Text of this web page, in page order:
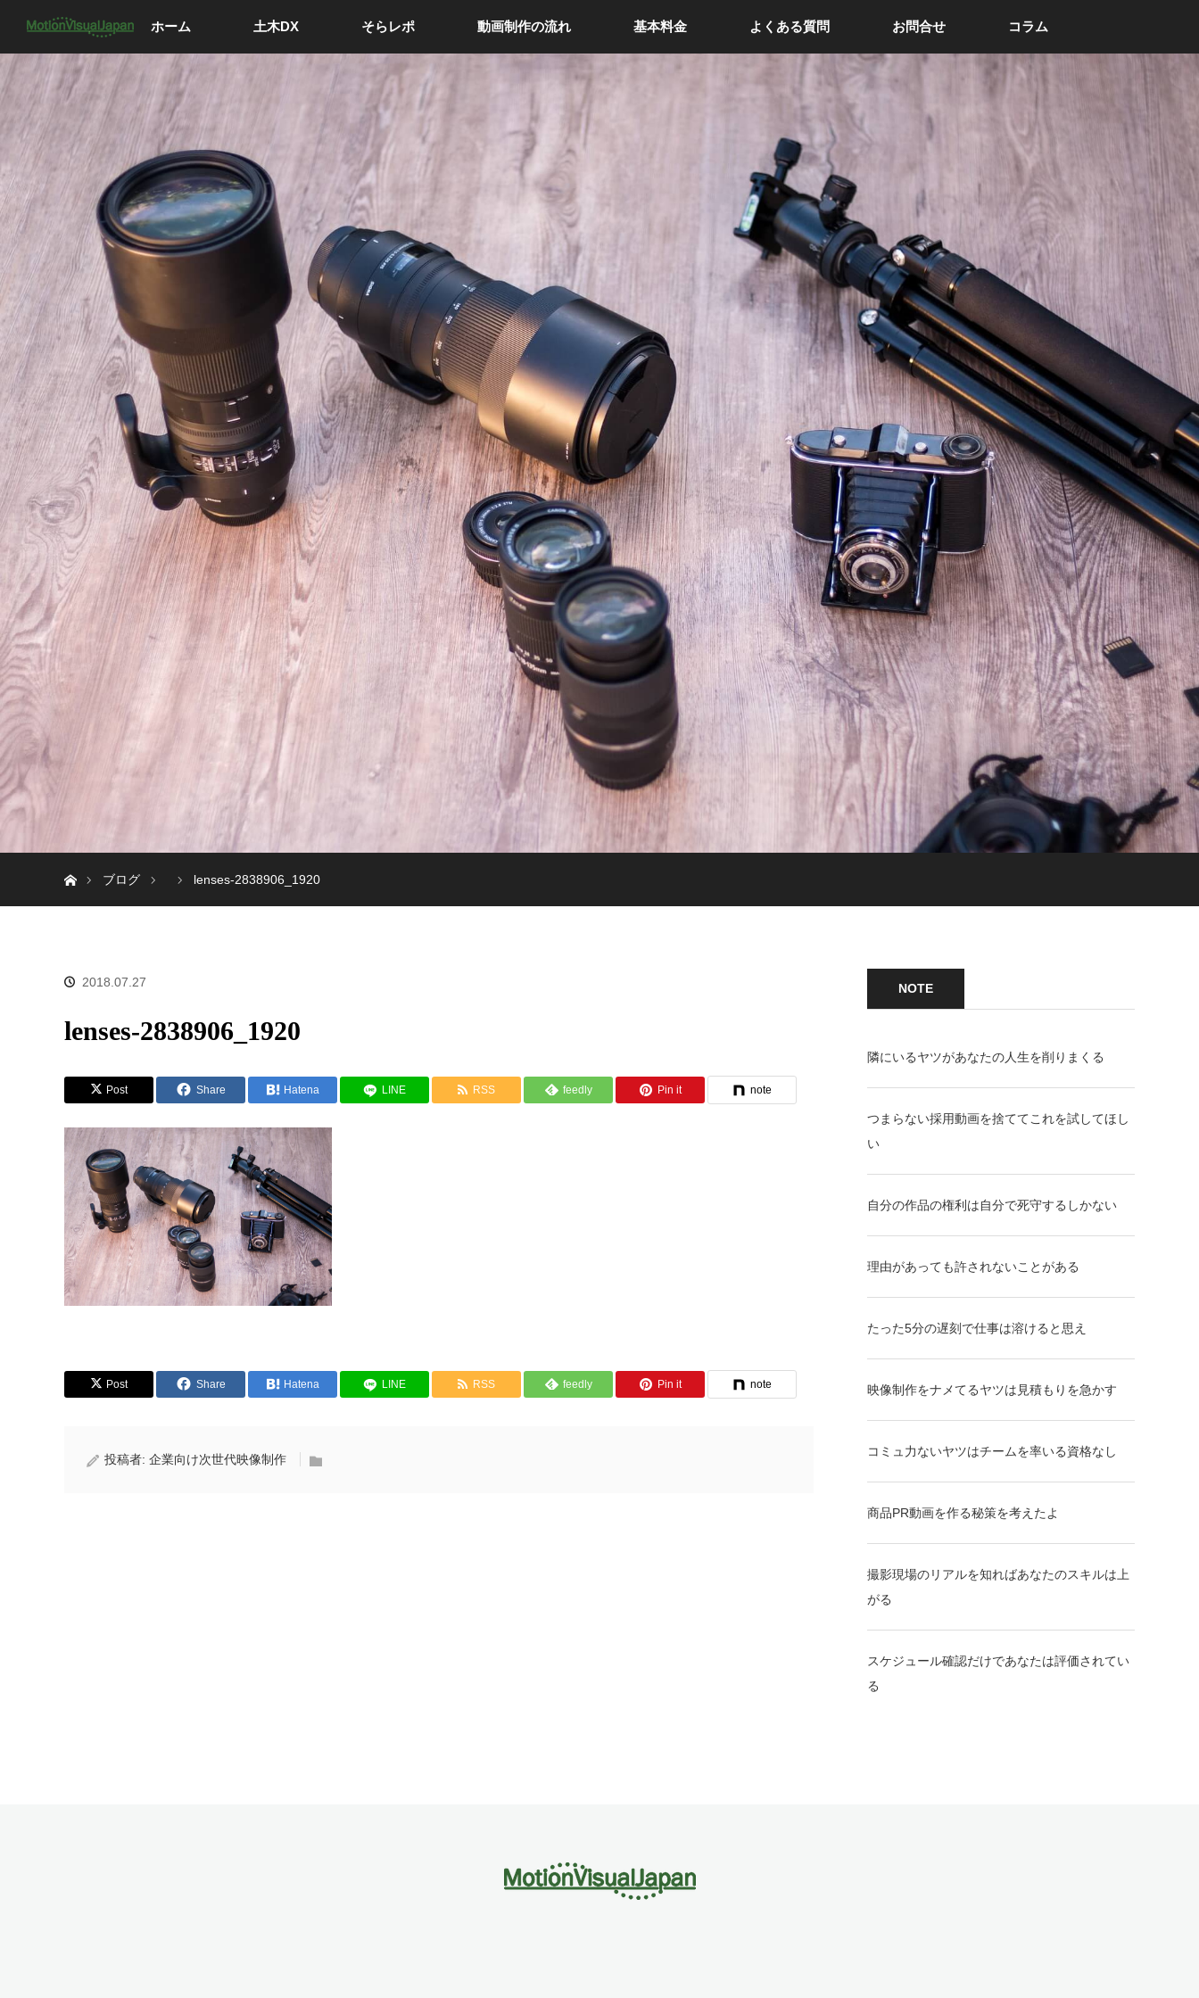
ホーム 土木DX そらレポ 動画制作の流れ 基本料金 よくある質問 お問合せ コラム
ブログ
lenses-2838906_1920
2018.07.27
lenses-2838906_1920
Post Share Hatena LINE RSS feedly Pin it note
Post Share Hatena LINE RSS feedly Pin it note
投稿者: 企業向け次世代映像制作
NOTE
隣にいるヤツがあなたの人生を削りまくる
つまらない採用動画を捨ててこれを試してほし
い
自分の作品の権利は自分で死守するしかない
理由があっても許されないことがある
たった5分の遅刻で仕事は溶けると思え
映像制作をナメてるヤツは見積もりを急かす
コミュ力ないヤツはチームを率いる資格なし
商品PR動画を作る秘策を考えたよ
撮影現場のリアルを知ればあなたのスキルは上
がる
スケジュール確認だけであなたは評価されてい
る